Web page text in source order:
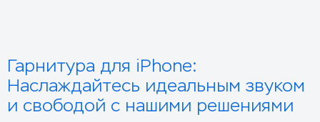
Гарнитура для iPhone:
Наслаждайтесь идеальным звуком
и свободой с нашими решениями